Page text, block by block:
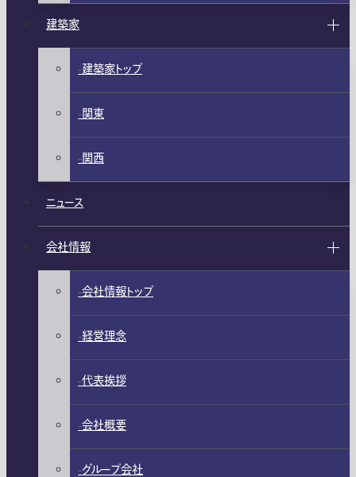
建築家
建築家トップ
関東
関西
ニュース
会社情報
会社情報トップ
経営理念
代表挨拶
会社概要
グループ会社